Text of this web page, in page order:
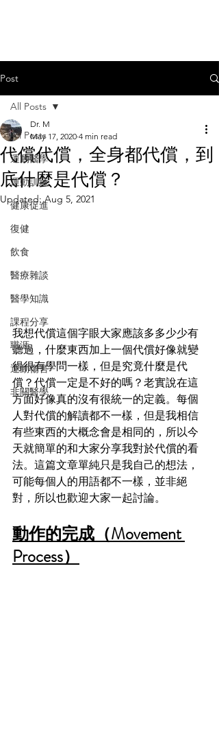
Post
All Posts
運動醫學
運動訓練
健康促進
復健
飲食
醫療雜談
醫學知識
課程分享
職涯
運動傷害
非關醫學
All Posts
代償代償，全身都代償，到
底什麼是代償？
Dr. M
May 17, 2020 4 min read
Updated:Aug 5, 2021
我想代償這個字眼大家應該多多少少有
聽過，什麼東西加上一個代償好像就變
得很有學問一樣，但是究竟什麼是代
償？代償一定是不好的嗎？老實說在這
方面好像真的沒有很統一的定義。每個
人對代償的解讀都不一樣，但是我相信
有些東西的大概念會是相同的，所以今
天就簡單的和大家分享我對於代償的看
法。這篇文章單純只是我自己的想法，
可能每個人的用語都不一樣，並非絕
對，所以也歡迎大家一起討論。
動作的完成（Movement
Process）